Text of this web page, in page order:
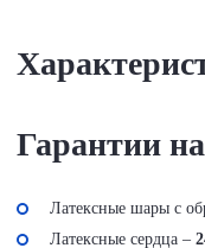
Гарантии
Латексные шары с
Латексные сердца –